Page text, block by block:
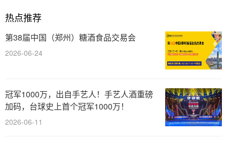
热点推荐
第38届中国（郑州）糖酒食品交易会
2026-06-24
冠军1000万，出自手艺人！手艺人酒重磅
加码，台球史上首个冠军1000万！
2026-06-11